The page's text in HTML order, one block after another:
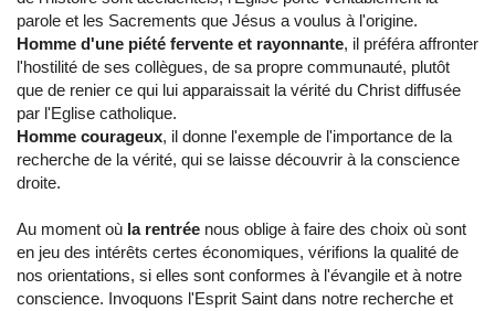
parole et les Sacrements que Jésus a voulus à l'origine.
Homme d'une piété fervente et rayonnante, il préféra affronter
l'hostilité de ses collègues, de sa propre communauté, plutôt
que de renier ce qui lui apparaissait la vérité du Christ diffusée
par l'Eglise catholique.
Homme courageux, il donne l'exemple de l'importance de la
recherche de la vérité, qui se laisse découvrir à la conscience
droite.
Au moment où la rentrée nous oblige à faire des choix où sont
en jeu des intérêts certes économiques, vérifions la qualité de
nos orientations, si elles sont conformes à l'évangile et à notre
conscience. Invoquons l'Esprit Saint dans notre recherche et